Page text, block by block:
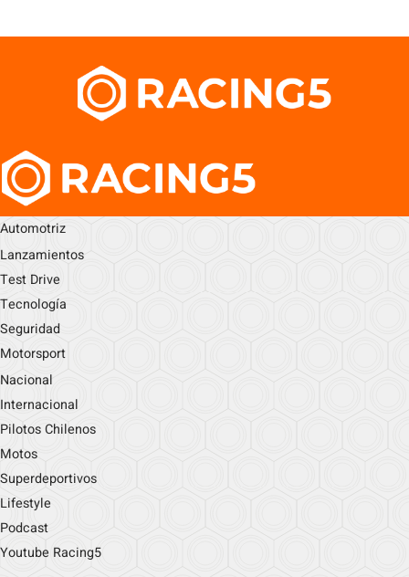
Automotriz
Lanzamientos
Test Drive
Tecnología
Seguridad
Motorsport
Nacional
Internacional
Pilotos Chilenos
Motos
Superdeportivos
Lifestyle
Podcast
Youtube Racing5